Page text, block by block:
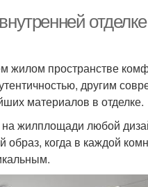
отделке
жилом пространстве
другим
материалов в отделке.
жилплощади любой
когда в каждой